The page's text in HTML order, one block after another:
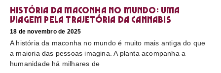
História da maconha no mundo: uma
viagem pela trajetória da cannabis
18 de novembro de 2025
A história da maconha no mundo é muito mais antiga do que
a maioria das pessoas imagina. A planta acompanha a
humanidade há milhares de